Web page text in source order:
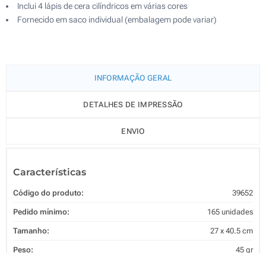
Inclui 4 lápis de cera cilíndricos em várias cores
Fornecido em saco individual (embalagem pode variar)
INFORMAÇÃO GERAL
DETALHES DE IMPRESSÃO
ENVIO
Características
Código do produto: 39652
Pedido mínimo: 165 unidades
Tamanho: 27 x 40.5 cm
Peso: 45 gr